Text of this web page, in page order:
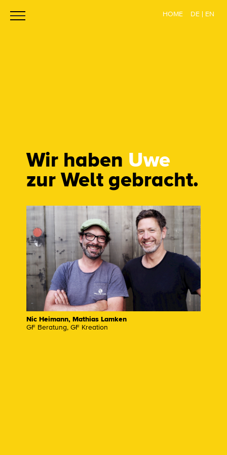
toggle
HOME DE EN
Wir haben Uwe
zur Welt gebracht.
Nic Heimann, Mathias Lamken
GF Beratung, GF Kreation